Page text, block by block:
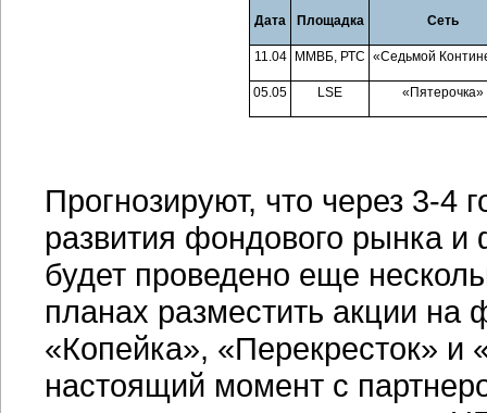
Дата Площадка Сеть
11.04 ММВБ, РТС «Седьмой
05.05 LSE «Пятерочка»
Прогнозируют, что через 3-4
развития фондового рынка и
будет проведено еще
планах разместить акции
«Копейка», «Перекресток» и
настоящий момент с